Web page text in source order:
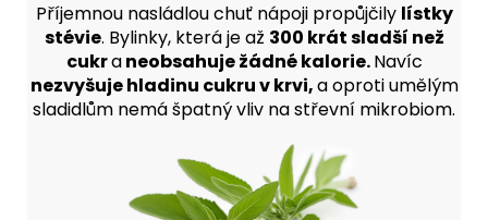
Příjemnou nasládlou chuť nápoji propůjčily lístky
stévie. Bylinky, která je až 300 krát sladší než
cukraneobsahuje žádné kalorie.Navíc
nezvyšuje hladinu cukru v krvi,aoproti umělým
sladidlům nemá špatný vliv na střevní mikrobiom.